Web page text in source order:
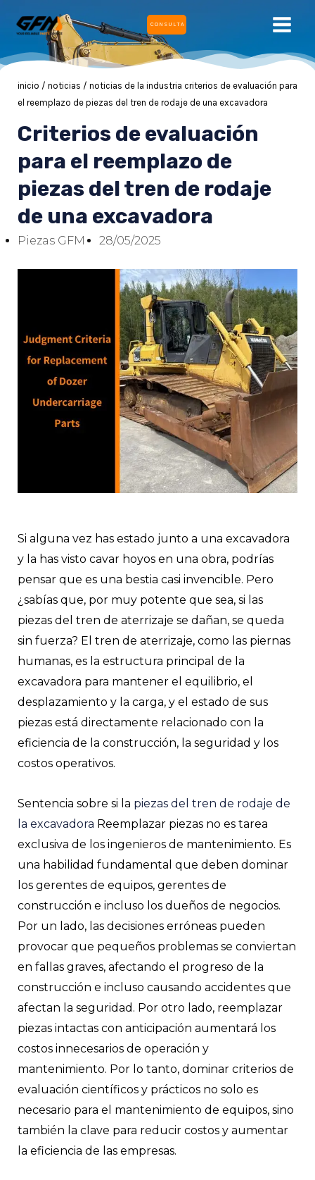
contenido
CONSULTA
inicio / noticias / noticias de la industria criterios de evaluación para
el reemplazo de piezas del tren de rodaje de una excavadora
Criterios de evaluación
para el reemplazo de
piezas del tren de rodaje
de una excavadora
Piezas GFM 28/05/2025
Si alguna vez has estado junto a una excavadora
y la has visto cavar hoyos en una obra, podrías
pensar que es una bestia casi invencible. Pero
¿sabías que, por muy potente que sea, si las
piezas del tren de aterrizaje se dañan, se queda
sin fuerza? El tren de aterrizaje, como las piernas
humanas, es la estructura principal de la
excavadora para mantener el equilibrio, el
desplazamiento y la carga, y el estado de sus
piezas está directamente relacionado con la
eficiencia de la construcción, la seguridad y los
costos operativos.
Sentencia sobre si la piezas del tren de rodaje de
la excavadora Reemplazar piezas no es tarea
exclusiva de los ingenieros de mantenimiento. Es
una habilidad fundamental que deben dominar
los gerentes de equipos, gerentes de
construcción e incluso los dueños de negocios.
Por un lado, las decisiones erróneas pueden
provocar que pequeños problemas se conviertan
en fallas graves, afectando el progreso de la
construcción e incluso causando accidentes que
afectan la seguridad. Por otro lado, reemplazar
piezas intactas con anticipación aumentará los
costos innecesarios de operación y
mantenimiento. Por lo tanto, dominar criterios de
evaluación científicos y prácticos no solo es
necesario para el mantenimiento de equipos, sino
también la clave para reducir costos y aumentar
la eficiencia de las empresas.